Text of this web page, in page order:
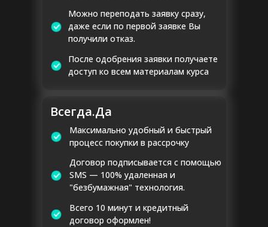
Всегда.Да
Можно переподать заявку сразу,
даже если по первой заявке Вы
получили отказ.
Максимально удобный и быстрый
процесс покупки в рассрочку
Всего 10 минут и кредитный
договор оформлен!
Договор подписывается с помощью
SMS — 100% удаленная и
"безбумажная" технология.
После одобрения заявки получаете
доступ ко всем материалам курса